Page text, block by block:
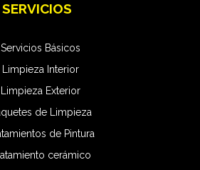
SERVICIOS
Servicios Básicos
Limpieza Interior
Limpieza Exterior
de Limpieza
de Pintura
cerámico